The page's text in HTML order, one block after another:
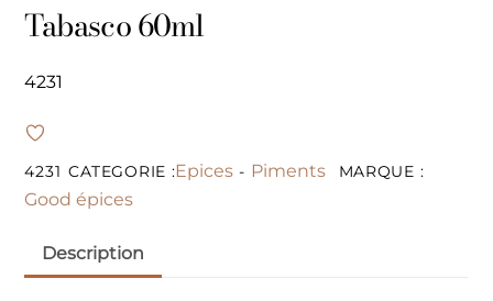
Tabasco 60ml
4231
4231 CATEGORIE :Epices - Piments MARQUE :
Good épices
Description